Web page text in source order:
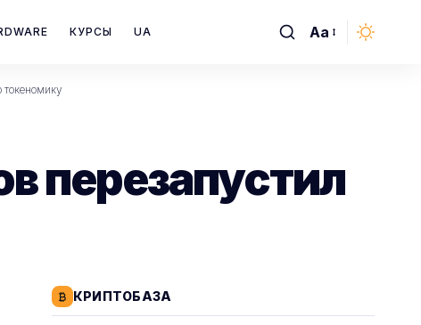
КУРСЫ UA
Font
Aa
токеномику
перезапустил
КРИПТОБАЗА